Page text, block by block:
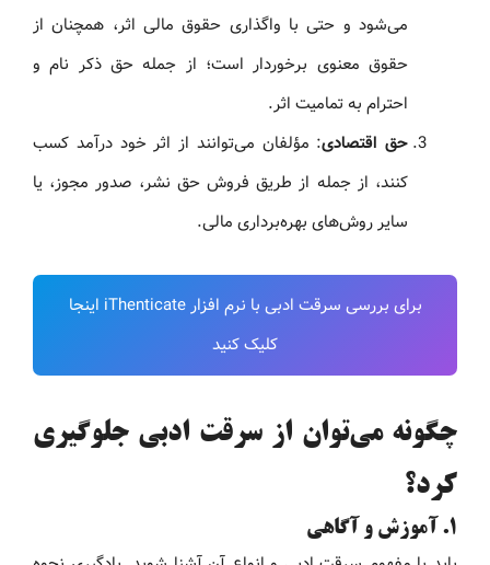
می‌شود و حتی با واگذاری حقوق مالی اثر، همچنان از
حقوق معنوی برخوردار است؛ از جمله حق ذکر نام و
احترام به تمامیت اثر.
حق اقتصادی: مؤلفان می‌توانند از اثر خود درآمد کسب
کنند، از جمله از طریق فروش حق نشر، صدور مجوز، یا
سایر روش‌های بهره‌برداری مالی.
برای بررسی سرقت ادبی با نرم افزار iThenticate اینجا
کلیک کنید
چگونه می‌توان از سرقت ادبی جلوگیری
کرد؟
۱. آموزش و آگاهی